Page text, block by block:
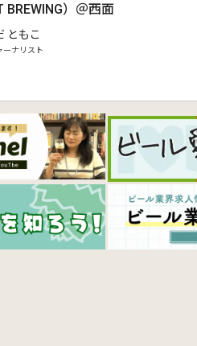
BREWING）＠西面
ともこ
ーナリスト